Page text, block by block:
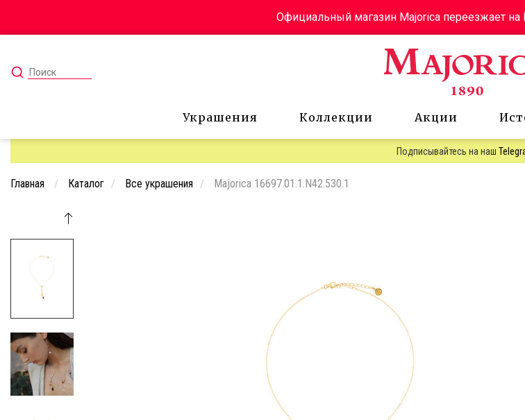
Официальный магазин Majorica переезжает на
Украшения Коллекции Акции
Подписывайтесь на наш
Главная Каталог Все украшения Majorica 16697.01.1.N42.530.1